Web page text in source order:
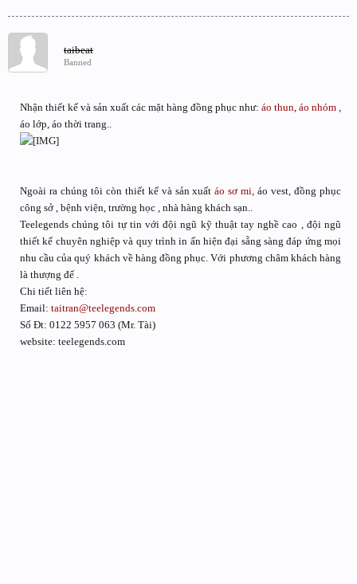
taibeat
Banned
Nhận thiết kế và sản xuất các mặt hàng đồng phục như: áo thun, áo nhóm ,
áo lớp, áo thời trang..
Ngoài ra chúng tôi còn thiết kế và sản xuấtáo sơ mi, áo vest, đồng phục
công sở , bệnh viện, trường học , nhà hàng khách sạn..
Teelegends chúng tôi tự tin với đội ngũ kỹ thuật tay nghề cao , đội ngũ
thiết kế chuyên nghiệp và quy trình in ấn hiện đại sẵng sàng đáp ứng mọi
nhu cầu của quý khách về hàng đồng phục. Với phương châm khách hàng
là thượng đế .
Chi tiết liên hệ:
Email: taitran@teelegends.com
Số Đt: 0122 5957 063 (Mr. Tài)
website: teelegends.com